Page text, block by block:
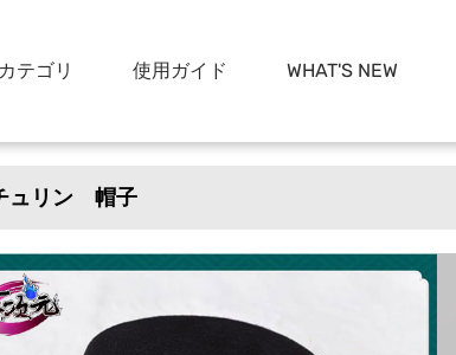
カテゴリ 使用ガイド WHAT'S NEW
ュリン 帽子